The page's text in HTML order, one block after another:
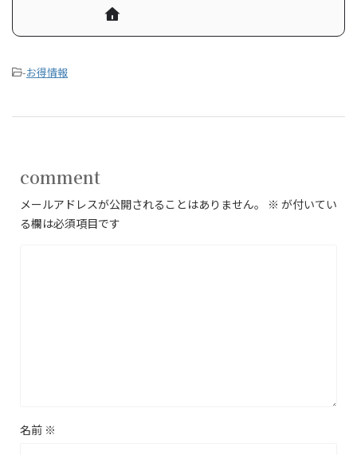
-お得情報
comment
メールアドレスが公開されることはありません。 ※ が付いてい
る欄は必須項目です
名前 ※